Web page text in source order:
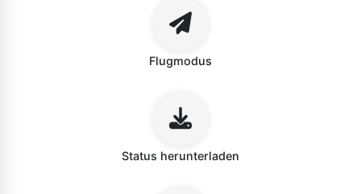
Flugmodus
Status herunterladen